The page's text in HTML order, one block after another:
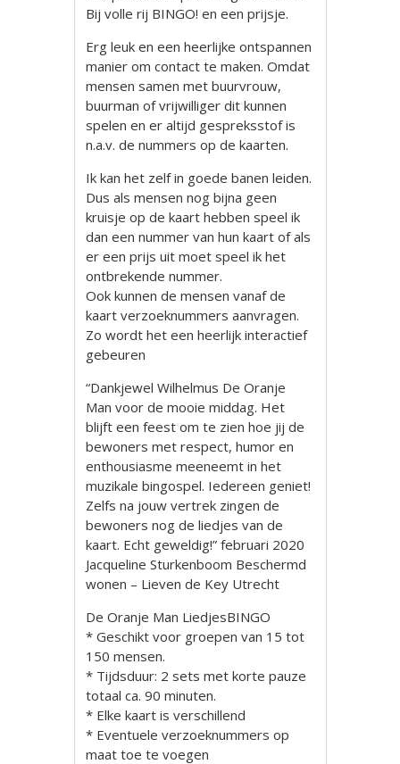
Bij volle rij BINGO! en een prijsje.
Erg leuk en een heerlijke ontspannen
manier om contact te maken. Omdat
mensen samen met buurvrouw,
buurman of vrijwilliger dit kunnen
spelen en er altijd gespreksstof is
n.a.v. de nummers op de kaarten.
Ik kan het zelf in goede banen leiden.
Dus als mensen nog bijna geen
kruisje op de kaart hebben speel ik
dan een nummer van hun kaart of als
er een prijs uit moet speel ik het
ontbrekende nummer.
Ook kunnen de mensen vanaf de
kaart verzoeknummers aanvragen.
Zo wordt het een heerlijk interactief
gebeuren
“Dankjewel Wilhelmus De Oranje
Man voor de mooie middag. Het
blijft een feest om te zien hoe jij de
bewoners met respect, humor en
enthousiasme meeneemt in het
muzikale bingospel. Iedereen geniet!
Zelfs na jouw vertrek zingen de
bewoners nog de liedjes van de
kaart. Echt geweldig!” februari 2020
Jacqueline Sturkenboom Beschermd
wonen – Lieven de Key Utrecht
De Oranje Man LiedjesBINGO
* Geschikt voor groepen van 15 tot
150 mensen.
* Tijdsduur: 2 sets met korte pauze
totaal ca. 90 minuten.
* Elke kaart is verschillend
* Eventuele verzoeknummers op
maat toe te voegen